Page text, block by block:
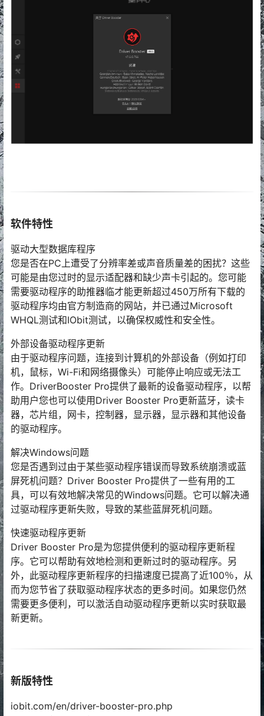
软件特性
驱动大型数据库程序
您是否在PC上遭受了分辨率差或声音质量差的困扰？这些
可能是由您过时的显示适配器和缺少声卡引起的。您可能
需要驱动程序的助推器临才能更新超过450万所有下载的
驱动程序均由官方制造商的网站，并已通过Microsoft
WHQL测试和IObit测试，以确保权威性和安全性。
外部设备驱动程序更新
由于驱动程序问题，连接到计算机的外部设备（例如打印
机，鼠标，Wi-Fi和网络摄像头）可能停止响应或无法工
作。DriverBooster Pro提供了最新的设备驱动程序，以帮
助用户您也可以使用Driver Booster Pro更新蓝牙，读卡
器，芯片组，网卡，控制器，显示器，显示器和其他设备
的驱动程序。
解决Windows问题
您是否遇到过由于某些驱动程序错误而导致系统崩溃或蓝
屏死机问题？Driver Booster Pro提供了一些有用的工
具，可以有效地解决常见的Windows问题。它可以解决通
过驱动程序更新失败，导致的某些蓝屏死机问题。
快速驱动程序更新
Driver Booster Pro是为您提供便利的驱动程序更新程
序。它可以帮助有效地检测和更新过时的驱动程序。另
外，此驱动程序更新程序的扫描速度已提高了近100％，从
而为您节省了获取驱动程序状态的更多时间。如果您仍然
需要更多便利，可以激活自动驱动程序更新以实时获取最
新更新。
新版特性
iobit.com/en/driver-booster-pro.php